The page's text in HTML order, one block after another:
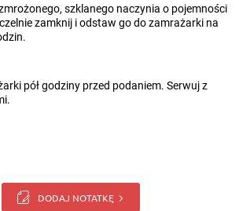
szklanego naczynia o pojemności
zamknij i odstaw go do zamrażarki na
pół godziny przed podaniem. Serwuj z
DODAJ NOTATKĘ